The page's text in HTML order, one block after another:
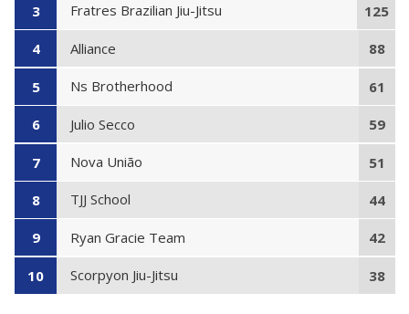
3 Fratres Brazilian Jiu-Jitsu 125
4 Alliance 88
5 Ns Brotherhood 61
6 Julio Secco 59
7 Nova União 51
8 TJJ School 44
9 Ryan Gracie Team 42
10 Scorpyon Jiu-Jitsu 38